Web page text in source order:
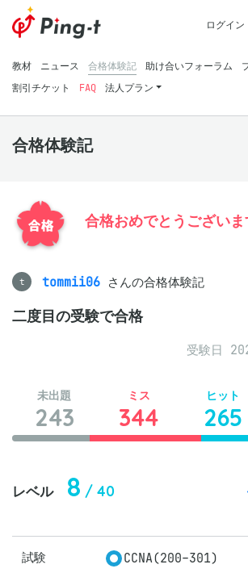
教材 ニュース 合格体験記 助け合いフォーラム
割引チケット
FAQ 法人プラン
ログイン
合格体験記
合格おめでとうございま
t tommii06 さんの合格体験記
二度目の受験で合格
受験日
未出題
243
ミス
344
ヒット
265
レベル 8 / 40
試験 CCNA(200-301)